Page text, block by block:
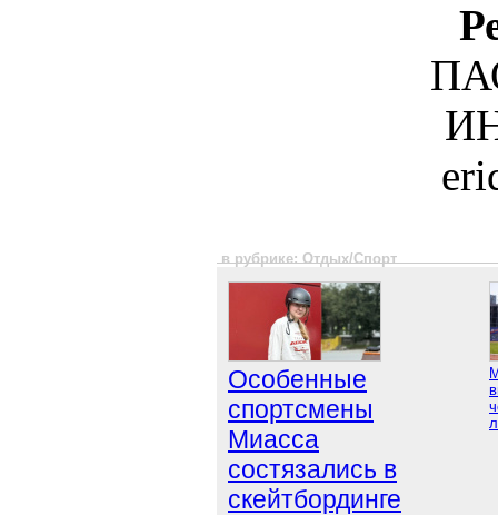
в рубрике: Отдых/Спорт
Особенные
спортсмены
Миасса
состязались в
скейтбординге